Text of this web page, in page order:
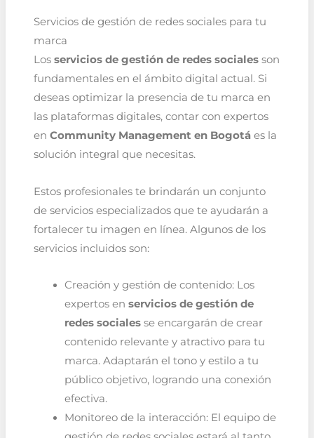
Servicios de gestión de redes sociales para tu
marca
Los servicios de gestión de redes socialesson
fundamentales en el ámbito digital actual. Si
deseas optimizar la presencia de tu marca en
las plataformas digitales, contar con expertos
en Community Management en Bogotáes la
solución integral que necesitas.
Estos profesionales te brindarán un conjunto
de servicios especializados que te ayudarán a
fortalecer tu imagen en línea. Algunos de los
servicios incluidos son:
Creación y gestión de contenido: Los
expertos en servicios de gestión de
redes socialesse encargarán de crear
contenido relevante y atractivo para tu
marca. Adaptarán el tono y estilo a tu
público objetivo, logrando una conexión
efectiva.
Monitoreo de la interacción: El equipo de